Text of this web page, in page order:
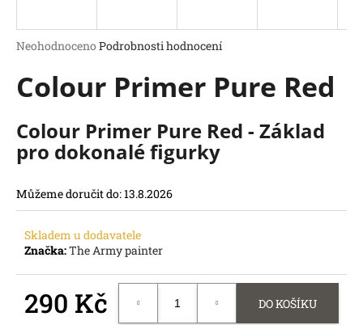
Průměrné
produktu
je
z
5
hvězdiček.
Neohodnoceno Podrobnosti hodnocení
Colour Primer Pure Red
Colour Primer Pure Red - Základ
pro dokonalé figurky
Můžeme doručit do:13.8.2026
Skladem u dodavatele
Značka:The Army painter
290 Kč DO KOŠÍKU
j
t
?
HLEDAT
D
o
p
u